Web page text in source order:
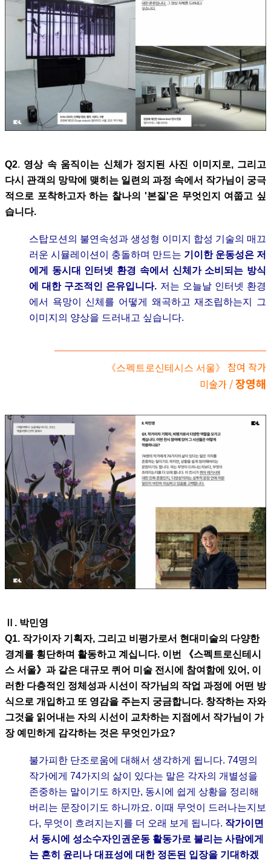
Q2. 영상 속 움직이는 신체가 정지된 사진 이미지로, 그리고
다시 관객의 망막에 맺히는 일련의 과정 속에서 작가님이 궁극
적으로 포착하고자 하는 찰나의 '본질'은 무엇인지 여쭙고 싶
습니다.
스탑모션의 불연속성과 생성형 이미지 합성 기술의 매끄
러운 시뮬레이션이 충돌하며 만드는 기이한 운동성은 저
에게 동시대 인터넷 환경 속에서 신체가 소비되는 방식
에 대한 구조적인 은유입니다. 저는 오늘날 인터넷 환경
에서 욕망이 신체를 어떻게 왜곡하고 재조립하는지 그
이미지의 양상을 드러내고 싶습니다.
《스펙트로신테시스 서울》
참여 작가
미술가 /장영해
Ⅱ. 박민영
Q1. 작가이자 기획자, 그리고 비평가로서 현대미술의 다양한
경계를 횡단하며 활동하고 계십니다. 이번 《스펙트로신테시
스 서울》과 같은 대규모 퀴어 미술 전시에 참여함에 있어, 이
러한 다층적인 정체성과 시선이 작가님의 작업 과정에 어떤 방
식으로 개입하고 또 영감을 주는지 궁금합니다. 창작하는 자와
그것을 읽어내는 자의 시선이 교차하는 지점에서 작가님이 가
장 예민하게 감각하는 것은 무엇인가요?
불가피한 단조로움에 대해서 생각하게 됩니다. 74명의
작가에게 74가지의 삶이 있다는 말은 각자의 개별성을
존중하는 말이기도 하지만, 동시에 쉽게 상황을 정리해
버리는 문장이기도 하니까요. 이때 무엇이 드러나는지보
다, 무엇이 흐려지는지를 더 오래 보게 됩니다. 작가이면
서 동시에 성소수자인권운동 활동가로 불리는 사람에게
는 흔히 윤리나 대표성에 대한 정돈된 입장을 기대하겠